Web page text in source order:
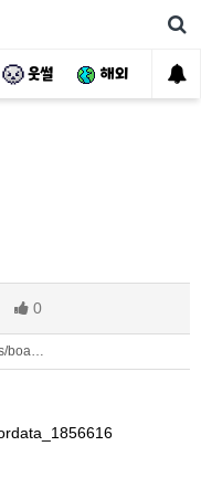
웃썰 해외 핫
0
boa…